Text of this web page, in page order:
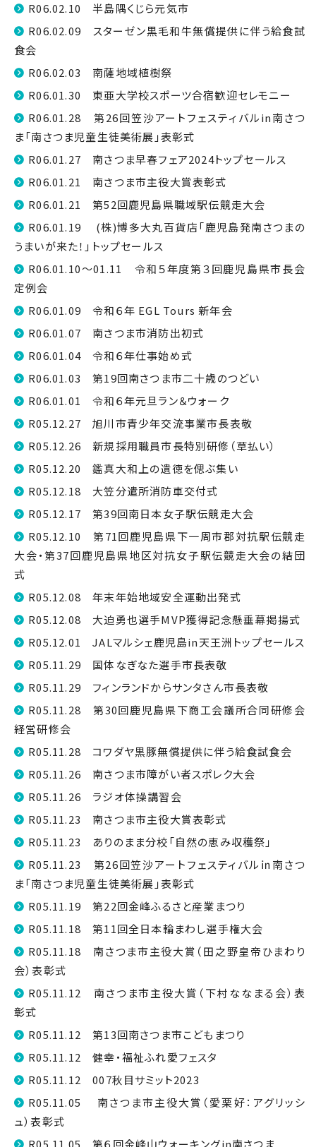
R06.02.10 半島隅くじら元気市
R06.02.09 スターゼン黒毛和牛無償提供に伴う給食試
食会
R06.02.03 南薩地域植樹祭
R06.01.30 東亜大学校スポーツ合宿歓迎セレモニー
R06.01.28 第26回笠沙アートフェスティバルin南さつ
ま「南さつま児童生徒美術展」表彰式
R06.01.27 南さつま早春フェア2024トップセールス
R06.01.21 南さつま市主役大賞表彰式
R06.01.21 第52回鹿児島県職域駅伝競走大会
R06.01.19 (株)博多大丸百貨店「鹿児島発南さつまの
うまいが来た！」トップセールス
R06.01.10～01.11 令和５年度第３回鹿児島県市長会
定例会
R06.01.09 令和６年 EGL Tours 新年会
R06.01.07 南さつま市消防出初式
R06.01.04 令和６年仕事始め式
R06.01.03 第19回南さつま市二十歳のつどい
R06.01.01 令和６年元旦ラン＆ウォーク
R05.12.27 旭川市青少年交流事業市長表敬
R05.12.26 新規採用職員市長特別研修（草払い）
R05.12.20 鑑真大和上の遺徳を偲ぶ集い
R05.12.18 大笠分遣所消防車交付式
R05.12.17 第39回南日本女子駅伝競走大会
R05.12.10 第71回鹿児島県下一周市郡対抗駅伝競走
大会・第37回鹿児島県地区対抗女子駅伝競走大会の結団
式
R05.12.08 年末年始地域安全運動出発式
R05.12.08 大迫勇也選手MVP獲得記念懸垂幕掲揚式
R05.12.01 JALマルシェ鹿児島in天王洲トップセールス
R05.11.29 国体なぎなた選手市長表敬
R05.11.29 フィンランドからサンタさん市長表敬
R05.11.28 第30回鹿児島県下商工会議所合同研修会
経営研修会
R05.11.28 コワダヤ黒豚無償提供に伴う給食試食会
R05.11.26 南さつま市障がい者スポレク大会
R05.11.26 ラジオ体操講習会
R05.11.23 南さつま市主役大賞表彰式
R05.11.23 ありのまま分校「自然の恵み収穫祭」
R05.11.23 第26回笠沙アートフェスティバル㏌南さつ
ま「南さつま児童生徒美術展」表彰式
R05.11.19 第22回金峰ふるさと産業まつり
R05.11.18 第11回全日本輪まわし選手権大会
R05.11.18 南さつま市主役大賞（田之野皇帝ひまわり
会）表彰式
R05.11.12 南さつま市主役大賞（下村ななまる会）表
彰式
R05.11.12 第13回南さつま市こどもまつり
R05.11.12 健幸・福祉ふれ愛フェスタ
R05.11.12 007秋目サミット2023
R05.11.05 南さつま市主役大賞（愛栗好：アグリッシ
ュ）表彰式
R05.11.05 第６回金峰山ウォーキングin南さつま